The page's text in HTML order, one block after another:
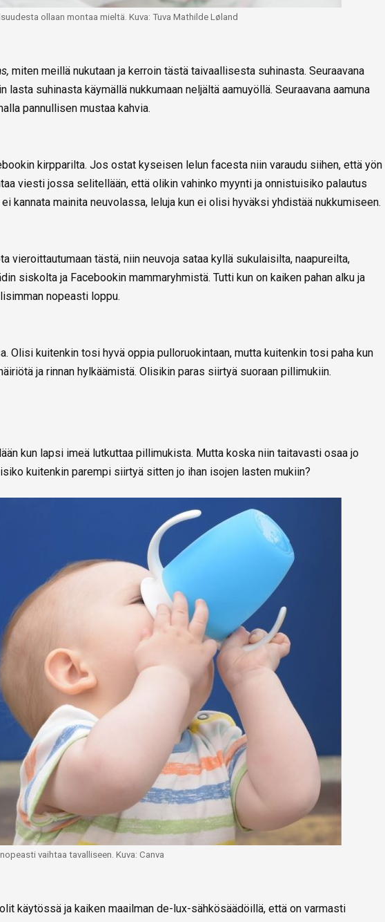
ollaan montaa mieltä. Kuva: Tuva Mathilde Løland
miten meillä nukutaan ja kerroin tästä taivaallisesta suhinasta. Seuraavana
suhinasta käymällä nukkumaan neljältä aamuyöllä. Seuraavana aamuna
pannullisen mustaa kahvia.
kirpparilta. Jos ostat kyseisen lelun facesta niin varaudu siihen, että yön
viesti jossa selitellään, että olikin vahinko myynti ja onnistuisiko palautus
kannata mainita neuvolassa, leluja kun ei olisi hyväksi yhdistää nukkumiseen.
vieroittautumaan tästä, niin neuvoja sataa kyllä sukulaisilta, naapureilta,
siskolta ja Facebookin mammaryhmistä. Tutti kun on kaiken pahan alku ja
nopeasti loppu.
Olisi kuitenkin tosi hyvä oppia pulloruokintaan, mutta kuitenkin tosi paha kun
ja rinnan hylkäämistä. Olisikin paras siirtyä suoraan pillimukiin.
kun lapsi imeä lutkuttaa pillimukista. Mutta koska niin taitavasti osaa jo
kuitenkin parempi siirtyä sitten jo ihan isojen lasten mukiin?
vaihtaa tavalliseen. Kuva: Canva
käytössä ja kaiken maailman de-lux-sähkösäädöillä, että on varmasti